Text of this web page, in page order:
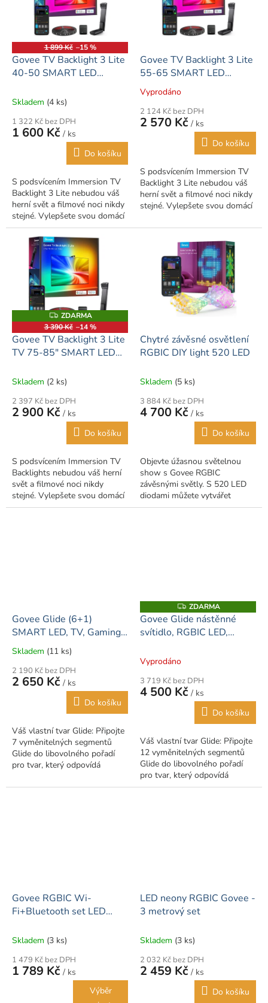
1 899 Kč –15 %
Govee TV Backlight 3 Lite
40-50 SMART LED
RGBICW
Skladem (4 ks)
1 322 Kč bez DPH
1 600 Kč / ks
Do košíku
S podsvícením Immersion TV
Backlight 3 Lite nebudou váš
herní svět a filmové noci nikdy
stejné. Vylepšete svou domácí
zábavu šploucháním zářivých
barev tančících kolem vašeho...
Govee TV Backlight 3 Lite
55-65 SMART LED
podsvícení RGBICW
Průměrné
produktu
je
hvězdiček.
Vyprodáno
2 124 Kč bez DPH
2 570 Kč / ks
Do košíku
S podsvícením Immersion TV
Backlight 3 Lite nebudou váš
herní svět a filmové noci nikdy
stejné. Vylepšete svou domácí
barev tančících kolem vašeho...
Z
D
A
R
M
A
ZDARMA
3 390 Kč –14 %
Govee TV Backlight 3 Lite
TV 75-85" SMART LED
Skladem (2 ks)
2 397 Kč bez DPH
2 900 Kč / ks
Do košíku
S podsvícením Immersion TV
Backlights nebudou váš herní
svět a filmové noci nikdy
stejné. Vylepšete svou domácí
zábavu šploucháním zářivých
Chytré závěsné osvětlení
RGBIC DIY light 520 LED
Skladem (5 ks)
3 884 Kč bez DPH
4 700 Kč / ks
Do košíku
Objevte úžasnou světelnou
show s Govee RGBIC
závěsnými světly. S 520 LED
diodami můžete vytvářet
dynamické světelné efekty a
Govee Glide (6+1)
SMART LED, TV, Gaming,
Home - RGBIC chytré
osvětlení
Průměrné
produktu
je
hvězdiček.
Skladem (11 ks)
2 190 Kč bez DPH
2 650 Kč / ks
Do košíku
Váš vlastní tvar Glide: Připojte
7 vyměnitelných segmentů
Glide do libovolného pořadí
pro tvar, který odpovídá
Vícebarevné osvětlení: Naše
Z
D
A
R
ZDARMA
Govee Glide nástěnné
svítidlo, RGBIC LED,
Vyprodáno
3 719 Kč bez DPH
4 500 Kč / ks
Do košíku
Váš vlastní tvar Glide: Připojte
12 vyměnitelných segmentů
Glide do libovolného pořadí
pro tvar, který odpovídá
vašemu osobnímu stylu.
Govee RGBIC Wi-
Fi+Bluetooth set LED
Skladem (3 ks)
1 479 Kč bez DPH
1 789 Kč / ks
Výběr
LED neony RGBIC Govee -
3 metrový set
Skladem (3 ks)
2 032 Kč bez DPH
2 459 Kč / ks
Do košíku